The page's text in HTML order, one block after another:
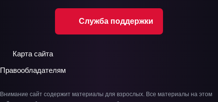
Служба поддержки
Карта сайта
Правообладателям
Внимание сайт содержит материалы для взрослых. Все материалы на этом